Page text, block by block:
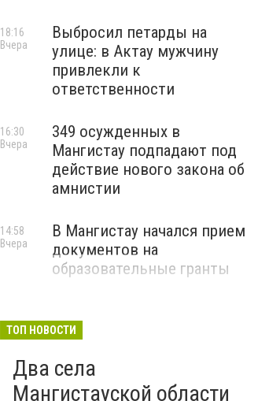
Выбросил петарды на
улице: в Актау мужчину
привлекли к
ответственности
18:16
Вчера
349 осужденных в
Мангистау подпадают под
действие нового закона об
амнистии
16:30
Вчера
В Мангистау начался прием
документов на
образовательные гранты
14:58
Вчера
ТОП НОВОСТИ
Два села
Мангистауской области